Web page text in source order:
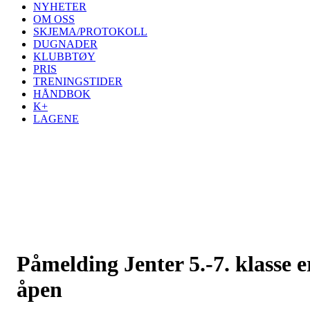
NYHETER
OM OSS
SKJEMA/PROTOKOLL
DUGNADER
KLUBBTØY
PRIS
TRENINGSTIDER
HÅNDBOK
K+
LAGENE
Påmelding Jenter 5.-7. klasse
åpen